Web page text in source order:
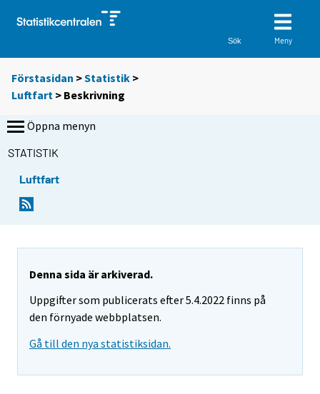
Sök Meny
Förstasidan >Statistik >
Luftfart > Beskrivning
Öppna menyn
STATISTIK
Luftfart
Denna sida är arkiverad.
Uppgifter som publicerats efter 5.4.2022 finns på
den förnyade webbplatsen.
Gå till den nya statistiksidan.